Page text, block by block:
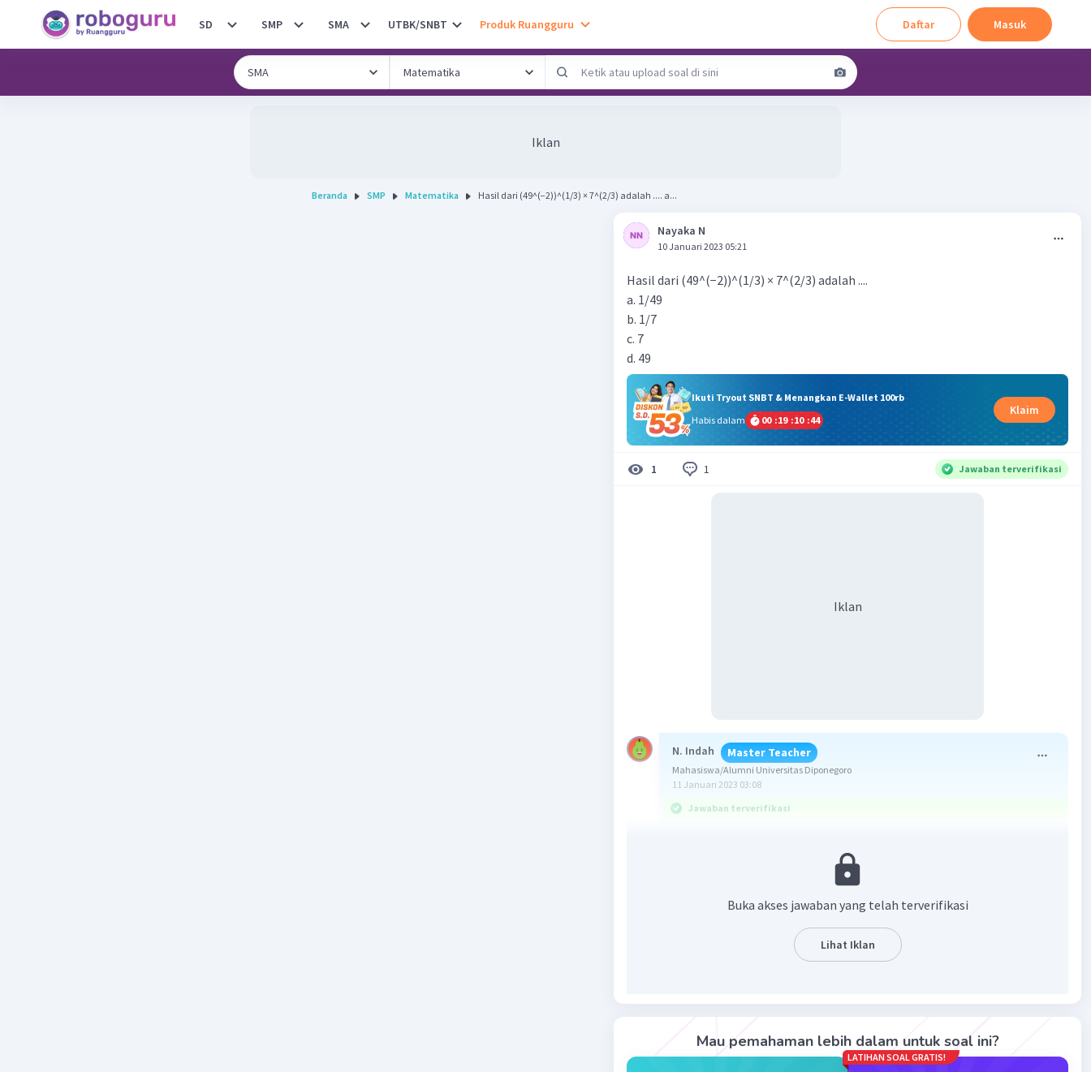
SD SMP SMA UTBK/SNBT Produk Ruangguru Daftar Masuk
Iklan
Beranda SMP Matematika Hasil dari (49^(−2))^(1/3) × 7^(2/3) adalah .... a...
Nayaka N
10 Januari 2023 05:21
Hasil dari (49^(−2))^(1/3) × 7^(2/3) adalah ....
a. 1/49
b. 1/7
c. 7
d. 49
Ikuti Tryout SNBT & Menangkan E-Wallet 100rb
Habis dalam
00 :19 :10 :43
Klaim
1 1 Jawaban terverifikasi
Iklan
N. Indah Master Teacher
Mahasiswa/Alumni Universitas Diponegoro
11 Januari 2023 03:08
Jawaban terverifikasi
(a^(m))^(n) = a^(mn)
a^(m) × a^(n) = a^(m+n)
= (7^(-4))^(1/3) × 7^(2/3)
= 7^(-4/3) × 7^(2/3)
Buka akses jawaban yang telah terverifikasi
Lihat Iklan
Mau pemahaman lebih dalam untuk soal ini?
LATIHAN SOAL GRATIS!